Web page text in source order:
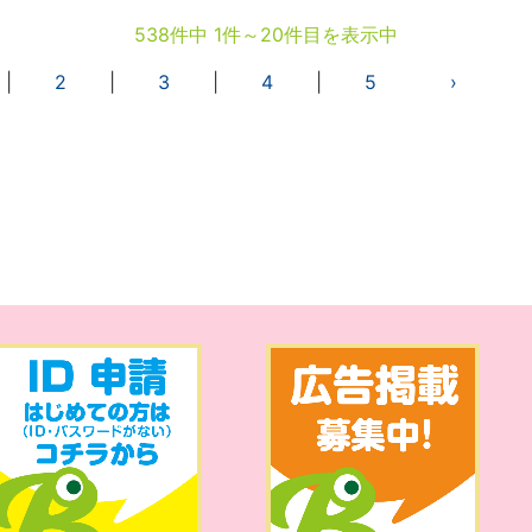
538件中 1件～20件目を表示中
2 3 4 5 ›